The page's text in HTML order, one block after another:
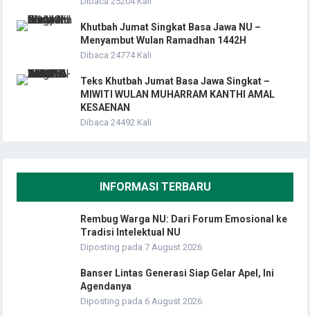
Khutbah Jumat Singkat Basa Jawa NU –
Menyambut Wulan Ramadhan 1442H
Dibaca 24774 Kali
Teks Khutbah Jumat Basa Jawa Singkat –
MIWITI WULAN MUHARRAM KANTHI AMAL
KESAENAN
Dibaca 24492 Kali
INFORMASI TERBARU
Rembug Warga NU: Dari Forum Emosional ke
Tradisi Intelektual NU
Diposting pada 7 August 2026
Banser Lintas Generasi Siap Gelar Apel, Ini
Agendanya
Diposting pada 6 August 2026